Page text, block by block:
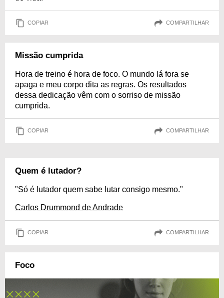
COPIAR COMPARTILHAR
Missão cumprida
Hora de treino é hora de foco. O mundo lá fora se
apaga e meu corpo dita as regras. Os resultados
dessa dedicação vêm com o sorriso de missão
cumprida.
COPIAR COMPARTILHAR
Quem é lutador?
"Só é lutador quem sabe lutar consigo mesmo."
Carlos Drummond de Andrade
COPIAR COMPARTILHAR
Foco